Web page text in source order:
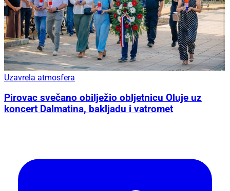
Uzavrela atmosfera
Pirovac svečano obilježio obljetnicu Oluje uz
koncert Dalmatina, bakljadu i vatromet